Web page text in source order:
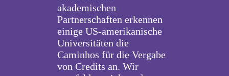
akademischen
Partnerschaften erkennen
einige US-amerikanische
Universitäten die
Caminhos für die Vergabe
von Credits an. Wir